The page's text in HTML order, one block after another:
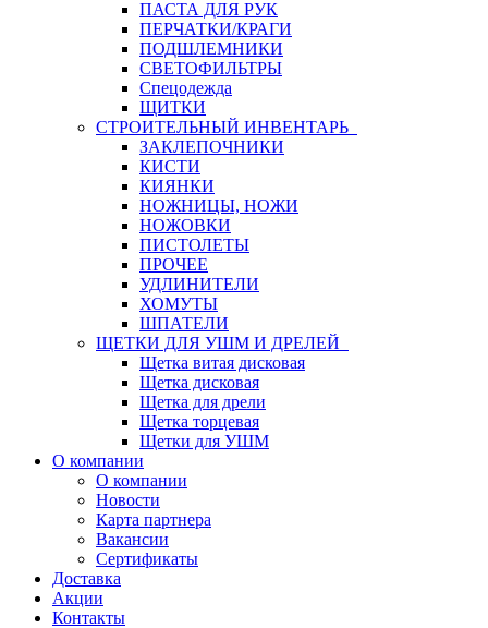
ПАСТА ДЛЯ РУК
ПЕРЧАТКИ/КРАГИ
ПОДШЛЕМНИКИ
СВЕТОФИЛЬТРЫ
Спецодежда
ЩИТКИ
СТРОИТЕЛЬНЫЙ ИНВЕНТАРЬ
ЗАКЛЕПОЧНИКИ
КИСТИ
КИЯНКИ
НОЖНИЦЫ, НОЖИ
НОЖОВКИ
ПИСТОЛЕТЫ
ПРОЧЕЕ
УДЛИНИТЕЛИ
ХОМУТЫ
ШПАТЕЛИ
ЩЕТКИ ДЛЯ УШМ И ДРЕЛЕЙ
Щетка витая дисковая
Щетка дисковая
Щетка для дрели
Щетка торцевая
Щетки для УШМ
О компании
О компании
Новости
Карта партнера
Вакансии
Сертификаты
Доставка
Акции
Контакты